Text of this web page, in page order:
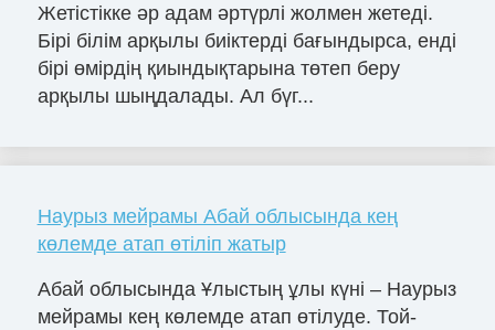
Жетістікке әр адам әртүрлі жолмен жетеді.
Бірі білім арқылы биіктерді бағындырса, енді
бірі өмірдің қиындықтарына төтеп беру
арқылы шыңдалады. Ал бүг...
Наурыз мейрамы Абай облысында кең
көлемде атап өтіліп жатыр
Абай облысында Ұлыстың ұлы күні – Наурыз
мейрамы кең көлемде атап өтілуде. Той-